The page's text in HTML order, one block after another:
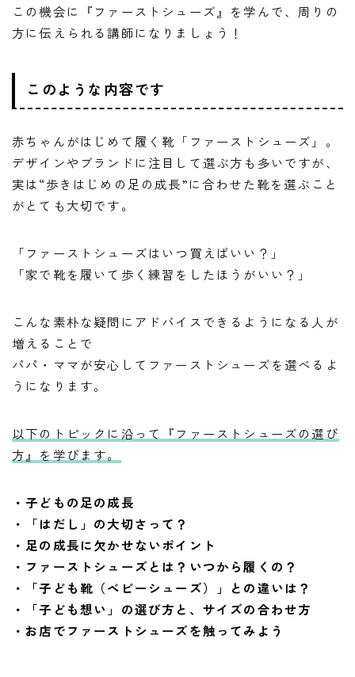
この機会に『ファーストシューズ』を学んで、周りの
方に伝えられる講師になりましょう！
このような内容です
赤ちゃんがはじめて履く靴「ファーストシューズ」。
デザインやブランドに注目して選ぶ方も多いですが、
実は“歩きはじめの足の成長”に合わせた靴を選ぶこと
がとても大切です。
「ファーストシューズはいつ買えばいい？」
「家で靴を履いて歩く練習をしたほうがいい？」
こんな素朴な疑問にアドバイスできるようになる人が
増えることで
パパ・ママが安心してファーストシューズを選べるよ
うになります。
以下のトピックに沿って『ファーストシューズの選び
方』を学びます。
・子どもの足の成長
・「はだし」の大切さって？
・足の成長に欠かせないポイント
・ファーストシューズとは？いつから履くの？
・「子ども靴（ベビーシューズ）」との違いは？
・「子ども想い」の選び方と、サイズの合わせ方
・お店でファーストシューズを触ってみよう